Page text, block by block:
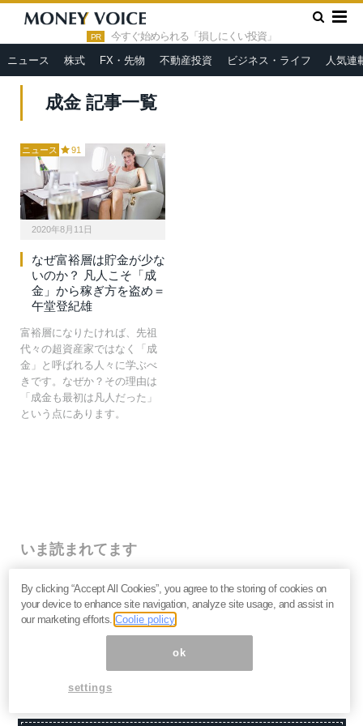
PR 今すぐ始められる「損しにくい投資」
ニュース 株式 FX・先物 不動産投資 ビジネス・ライフ 人気連
HOME » 成金
成金 記事一覧
ニュース 91
2020年8月11日
なぜ富裕層は貯金が少な
いのか？ 凡人こそ「成
金」から稼ぎ方を盗め＝
午堂登紀雄
富裕層になりたければ、先祖
代々の超資産家ではなく「成
金」と呼ばれる人々に学ぶべ
きです。なぜか？その理由は
「成金も最初は凡人だった」
という点にあります。
いま読まれてます
株価乱高下「アドバンテスト」は買いか？AI特需の行方
と投資リスクを解説＝江口裕臣
株価下落「三菱重工」今が買い？長期投資家が見るべ
き“防衛だけじゃない”強さと投資リスク＝栫井駿介
優待新設「大黒屋HD」は買いか？仕手株説をどう見る
By clicking “Accept All Cookies”, you agree to the storing of cookies on
your device to enhance site navigation, analyze site usage, and assist in
our marketing efforts.Coolie policy
ok
settings